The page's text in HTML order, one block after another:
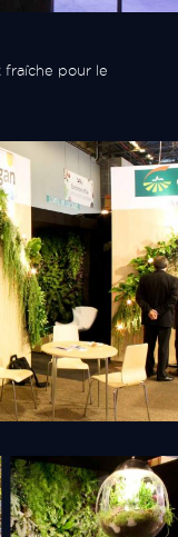
fraîche pour le